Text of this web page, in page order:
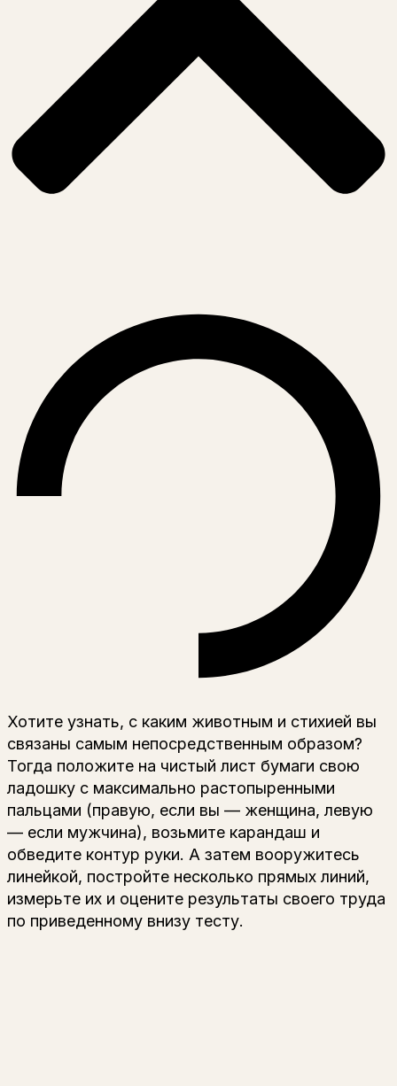
Хотите узнать, с каким животным и стихией вы
связаны самым непосредственным образом?
Тогда положите на чистый лист бумаги свою
ладошку с максимально растопыренными
пальцами (правую, если вы — женщина, левую
— если мужчина), возьмите карандаш и
обведите контур руки. А затем вооружитесь
линейкой, постройте несколько прямых линий,
измерьте их и оцените результаты своего труда
по приведенному внизу тесту.